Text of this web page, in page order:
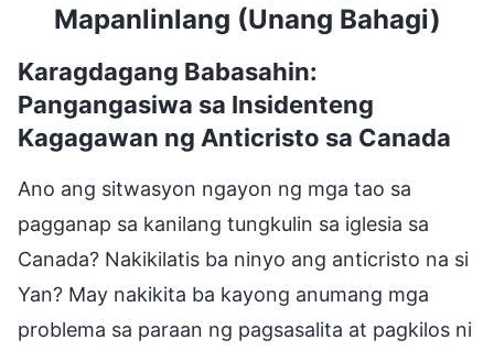
Mapanlinlang (Unang Bahagi)
Karagdagang Babasahin:
Pangangasiwa sa Insidenteng
Kagagawan ng Anticristo sa Canada
Ano ang sitwasyon ngayon ng mga tao sa
pagganap sa kanilang tungkulin sa iglesia sa
Canada? Nakikilatis ba ninyo ang anticristo na si
Yan? May nakikita ba kayong anumang mga
problema sa paraan ng pagsasalita at pagkilos ni